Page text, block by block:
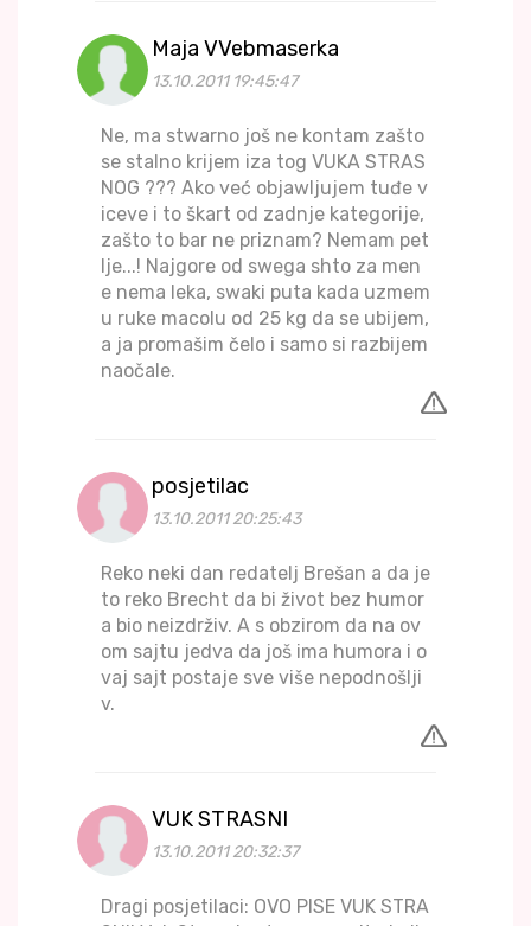
Maja VVebmaserka
13.10.2011 19:45:47
Ne, ma stwarno još ne kontam zašto
se stalno krijem iza tog VUKA STRAS
NOG ??? Ako već objawljujem tuđe v
iceve i to škart od zadnje kategorije,
zašto to bar ne priznam? Nemam pet
lje...! Najgore od swega shto za men
e nema leka, swaki puta kada uzmem
u ruke macolu od 25 kg da se ubijem,
a ja promašim čelo i samo si razbijem
naočale.
posjetilac
13.10.2011 20:25:43
Reko neki dan redatelj Brešan a da je
to reko Brecht da bi život bez humor
a bio neizdrživ. A s obzirom da na ov
om sajtu jedva da još ima humora i o
vaj sajt postaje sve više nepodnošlji
v.
VUK STRASNI
13.10.2011 20:32:37
Dragi posjetilaci: OVO PISE VUK STRA